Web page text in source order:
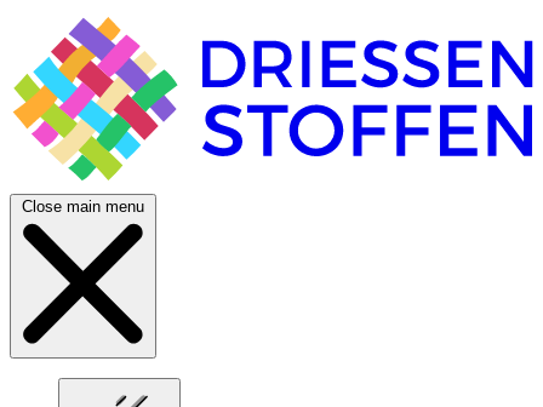
Close main menu